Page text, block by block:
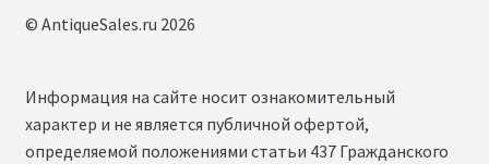
© AntiqueSales.ru 2026
Информация на сайте носит ознакомительный
характер и не является публичной офертой,
определяемой положениями статьи 437 Гражданского